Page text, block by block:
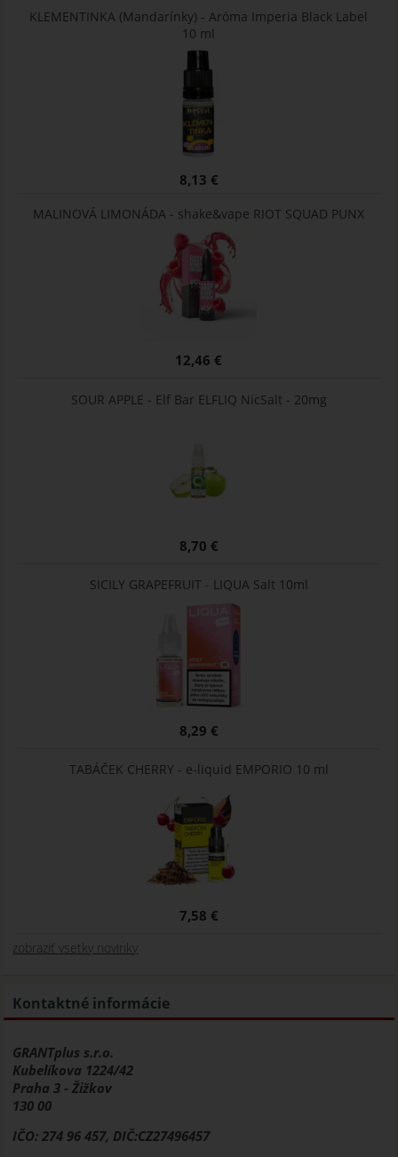
KLEMENTINKA (Mandarínky) - Aróma Imperia Black Label
10 ml
8,13 €
MALINOVÁ LIMONÁDA - shake&vape RIOT SQUAD PUNX
12,46 €
SOUR APPLE - Elf Bar ELFLIQ NicSalt - 20mg
8,70 €
SICILY GRAPEFRUIT - LIQUA Salt 10ml
8,29 €
TABÁČEK CHERRY - e-liquid EMPORIO 10 ml
7,58 €
zobraziť vsetky novinky
Kontaktné informácie
GRANTplus s.r.o.
Kubelíkova 1224/42
Praha 3 - Žižkov
130 00
IČO: 274 96 457, DIČ:CZ27496457